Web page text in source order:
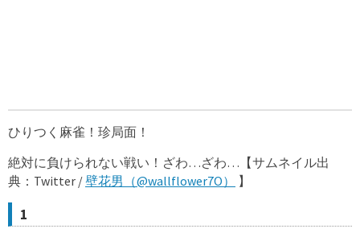
ひりつく麻雀！珍局面！
絶対に負けられない戦い！ざわ…ざわ…【サムネイル出
典：Twitter /壁花男（@wallflower7O） 】
1